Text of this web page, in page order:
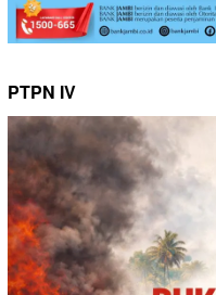
PTPN IV